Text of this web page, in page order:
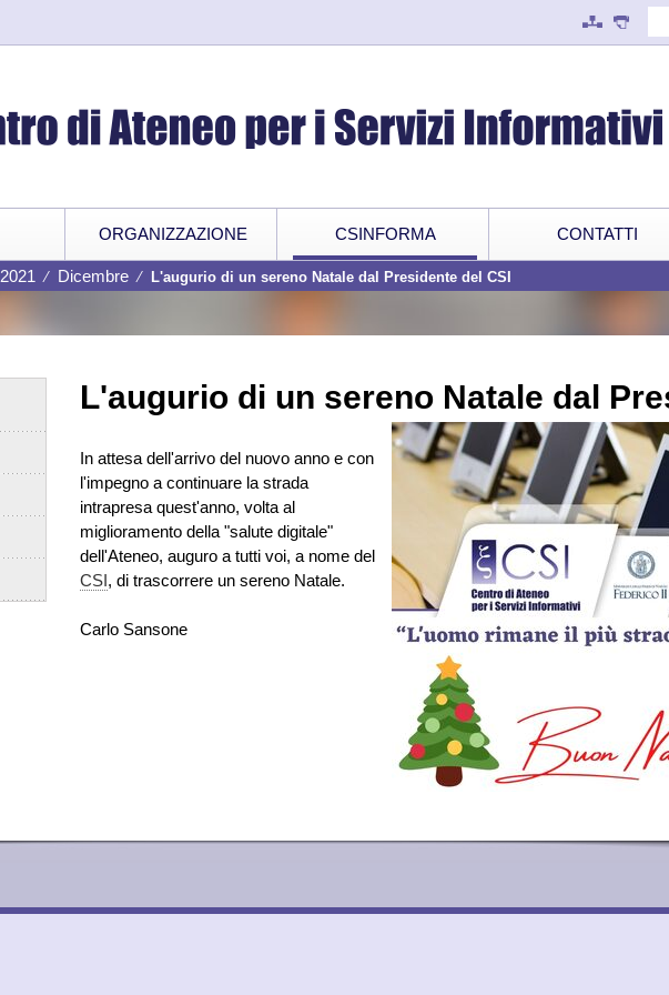
ORGANIZZAZIONE CSINFORMA CONTATTI
2021 ⁄ Dicembre ⁄ L'augurio di un sereno Natale dal Presidente del CSI
L'augurio di un sereno Natale dal
In attesa dell'arrivo del nuovo anno e con
l'impegno a continuare la strada
intrapresa quest'anno, volta al
miglioramento della "salute digitale"
dell'Ateneo, auguro a tutti voi, a nome del
CSI, di trascorrere un sereno Natale.
Carlo Sansone